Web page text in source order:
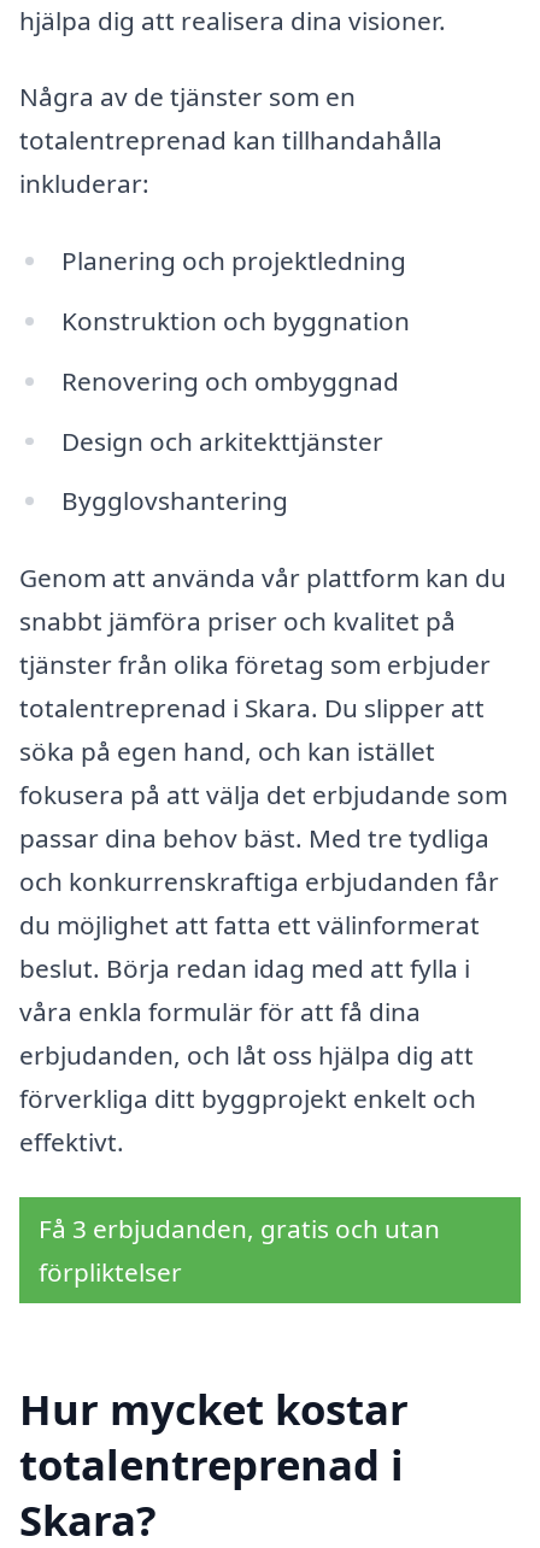
hjälpa dig att realisera dina visioner.
Några av de tjänster som en
totalentreprenad kan tillhandahålla
inkluderar:
Planering och projektledning
Konstruktion och byggnation
Renovering och ombyggnad
Design och arkitekttjänster
Bygglovshantering
Genom att använda vår plattform kan du
snabbt jämföra priser och kvalitet på
tjänster från olika företag som erbjuder
totalentreprenad i Skara. Du slipper att
söka på egen hand, och kan istället
fokusera på att välja det erbjudande som
passar dina behov bäst. Med tre tydliga
och konkurrenskraftiga erbjudanden får
du möjlighet att fatta ett välinformerat
beslut. Börja redan idag med att fylla i
våra enkla formulär för att få dina
erbjudanden, och låt oss hjälpa dig att
förverkliga ditt byggprojekt enkelt och
effektivt.
Få 3 erbjudanden, gratis och utan
förpliktelser
Hur mycket kostar
totalentreprenad i
Skara?